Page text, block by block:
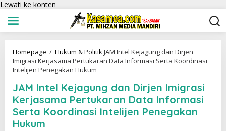
Lewati ke konten
Homepage / Hukum & PolitikJAM Intel Kejagung dan Dirjen
Imigrasi Kerjasama Pertukaran Data Informasi Serta Koordinasi
Intelijen Penegakan Hukum
JAM Intel Kejagung dan Dirjen Imigrasi
Kerjasama Pertukaran Data Informasi
Serta Koordinasi Intelijen Penegakan
Hukum